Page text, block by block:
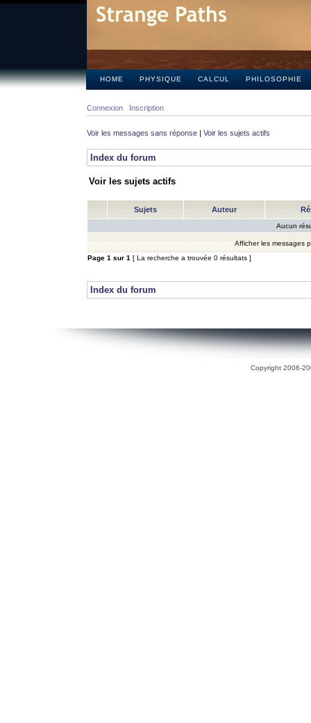
HOME PHYSIQUE CALCUL PHILOSOPHIE
Connexion Inscription
Voir les messages sans réponse | Voir les sujets actifs
Index du forum
Voir les sujets actifs
Sujets Auteur
Aucun
Afficher les messages
Page 1 sur 1 [ La recherche a trouvée 0 résultats ]
Index du forum
Copyright 2006-